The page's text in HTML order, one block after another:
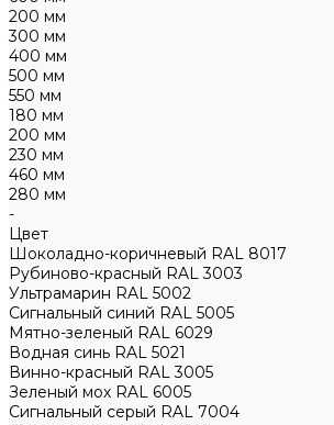
200 мм
300 мм
400 мм
500 мм
550 мм
180 мм
200 мм
230 мм
460 мм
280 мм
-
Цвет
Шоколадно-коричневый RAL 8017
Рубиново-красный RAL 3003
Ультрамарин RAL 5002
Сигнальный синий RAL 5005
Мятно-зеленый RAL 6029
Водная синь RAL 5021
Винно-красный RAL 3005
Зеленый мох RAL 6005
Сигнальный серый RAL 7004